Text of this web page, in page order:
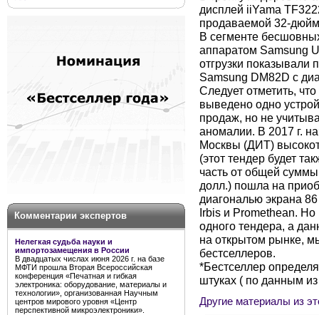
Комментарии экспертов
Нелегкая судьба науки и
импортозамещения в России
В двадцатых числах июня 2026 г. на базе
МФТИ прошла Вторая Всероссийская
конференция «Печатная и гибкая
электроника: оборудование, материалы и
технологии», организованная Научным
центров мирового уровня «Центр
перспективной микроэлектроники».
дисплей iiYama
продаваемой 32-
В сегменте
аппаратом Samsung
отгрузки показывали
Samsung DM82D с
Следует отметить,
выведено одно
продаж, но не
аномалии. В 2017 г.
Москвы (ДИТ)
(этот тендер будет
часть от общей
долл.) пошла на
диагональю экрана
Irbis и Promethean. Но
одного тендера, а
на открытом рынке,
бестселлеров.
*Бестселлер
штуках ( по данным
Другие материалы из